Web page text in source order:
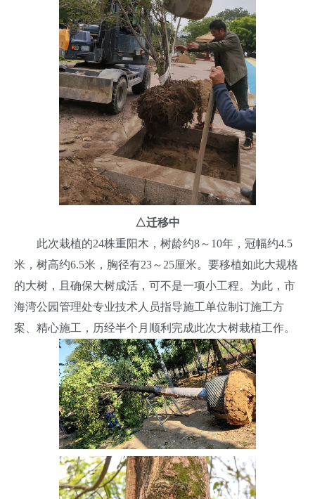
△迁移中
此次栽植的24株重阳木，树龄约8～10年，冠幅约4.5
米，树高约6.5米，胸径有23～25厘米。要移植如此大规格
的大树，且确保大树成活，可不是一项小工程。为此，市
海湾公园管理处专业技术人员指导施工单位制订施工方
案、精心施工，历经半个月顺利完成此次大树栽植工作。